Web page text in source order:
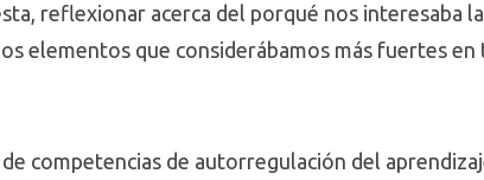
reflexionar acerca del porqué nos interesaba
elementos que considerábamos más fuertes
competencias de autorregulación del